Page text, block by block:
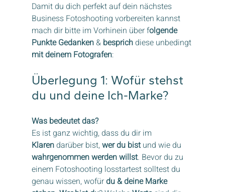
Damit du dich perfekt auf dein nächstes
Business Fotoshooting vorbereiten kannst
mach dir bitte im Vorhinein über folgende
Punkte Gedanken & besprich diese unbedingt
mit deinem Fotografen:
Überlegung 1: Wofür stehst
du und deine Ich-Marke?
Was bedeutet das?
Es ist ganz wichtig, dass du dir im
Klaren darüber bist, wer du bist und wie du
wahrgenommen werden willst. Bevor du zu
einem Fotoshooting losstartest solltest du
genau wissen, wofür du & deine Marke